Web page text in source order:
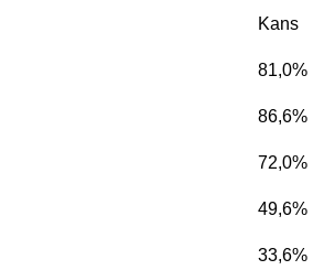
Kans
81,0%
86,6%
72,0%
49,6%
33,6%